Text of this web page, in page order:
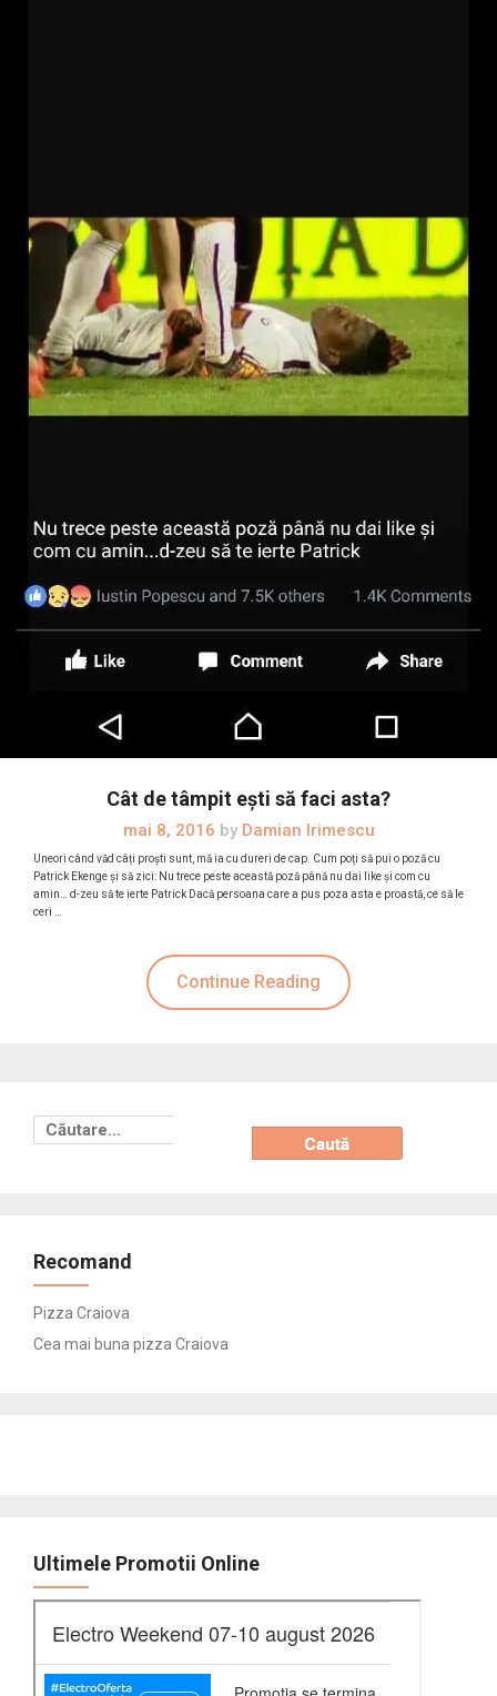
Cât de tâmpit ești să faci asta?
mai 8, 2016 byDamian Irimescu
Uneori când văd câți proști sunt, mă ia cu dureri de cap. Cum poți să pui o poză cu
Patrick Ekenge și să zici: Nu trece peste această poză până nu dai like și com cu
amin… d-zeu să te ierte Patrick Dacă persoana care a pus poza asta e proastă, ce să le
ceri …
Continue Reading
Caută
după:
Recomand
Pizza Craiova
Cea mai buna pizza Craiova
Ultimele Promotii Online